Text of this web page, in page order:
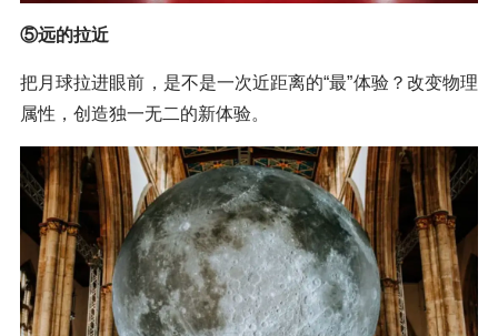
⑤远的拉近
把月球拉进眼前，是不是一次近距离的“最”体验？改变物理
属性，创造独一无二的新体验。